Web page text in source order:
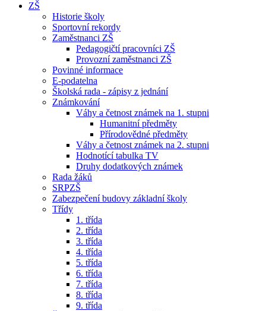
ZŠ
Historie školy
Sportovní rekordy
Zaměstnanci ZŠ
Pedagogičtí pracovníci ZŠ
Provozní zaměstnanci ZŠ
Povinné informace
E-podatelna
Školská rada - zápisy z jednání
Známkování
Váhy a četnost známek na 1. stupni
Humanitní předměty
Přírodovědné předměty
Váhy a četnost známek na 2. stupni
Hodnotící tabulka TV
Druhy dodatkových známek
Rada žáků
SRPZŠ
Zabezpečení budovy základní školy
Třídy
1. třída
2. třída
3. třída
4. třída
5. třída
6. třída
7. třída
8. třída
9. třída